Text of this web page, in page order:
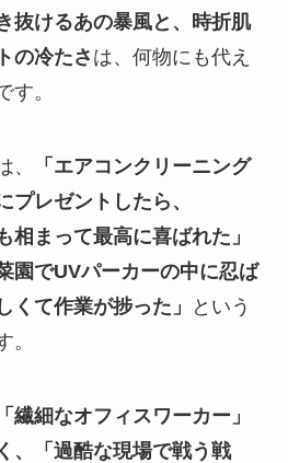
抜けるあの暴風と、時折肌
の冷たさ は、何物にも代え
す。
、
「エアコンクリーニング
プレゼントしたら、
相まって最高に喜ばれた」
園でUVパーカーの中に忍ば
くて作業が捗った」
という
。
「繊細なオフィスワーカー」
、「過酷な現場で戦う戦